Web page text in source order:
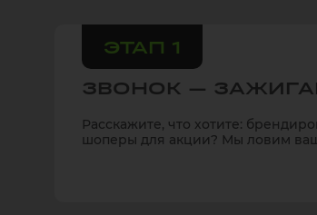
ЭТАП 1
ЗВОНОК —
Расскажите, что хотите:
шоперы для акции? Мы ловим